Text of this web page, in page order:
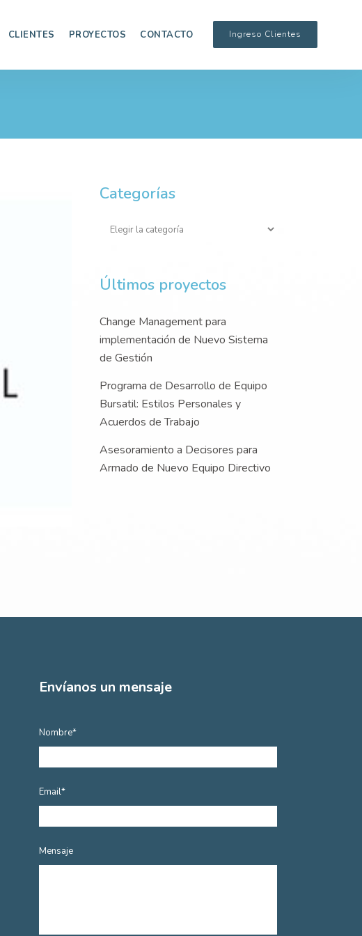
Ingreso Clientes
CLIENTES PROYECTOS CONTACTO
Categorías
Categorías
Últimos proyectos
Change Management para
implementación de Nuevo Sistema
de Gestión
Programa de Desarrollo de Equipo
Bursatil: Estilos Personales y
Acuerdos de Trabajo
Asesoramiento a Decisores para
Armado de Nuevo Equipo Directivo
Envíanos un mensaje
Nombre*
Email*
Mensaje